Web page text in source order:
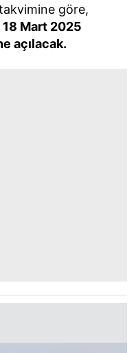
göre,
18 Mart 2025
açılacak.